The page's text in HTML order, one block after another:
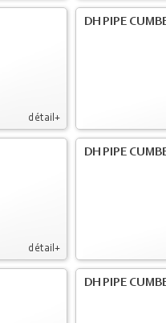
détail+
DH PIPE
détail+
DH PIPE
DH PIPE